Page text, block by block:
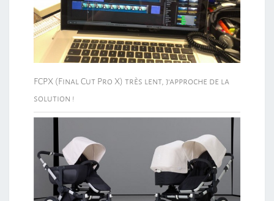
FCPX (Final Cut Pro X) très lent, j’approche de la
solution !